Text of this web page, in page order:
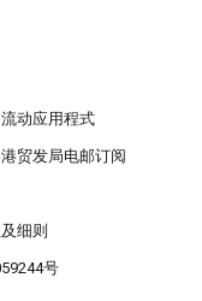
动应用程式
贸发局电邮订阅
细则
号